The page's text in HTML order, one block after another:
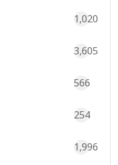
1,020
3,605
566
254
1,996